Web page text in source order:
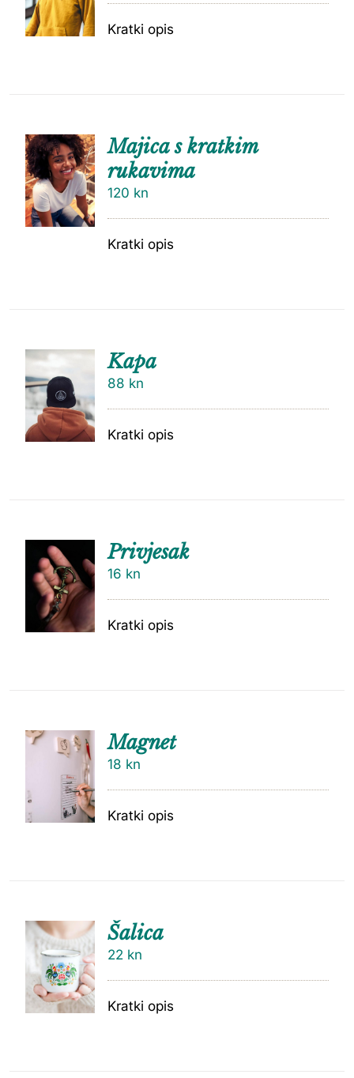
Kratki opis
DODAJ
U
CU
Majica s kratkim
rukavima
120 kn
Kratki opis
KOŠARI
CU
Kapa
88 kn
Kratki opis
DODAJ
U
KOŠARI
CU
Privjesak
16 kn
Kratki opis
DODAJ
Magnet
18 kn
Kratki opis
DODAJ
U
KOŠARI
CU
Šalica
22 kn
Kratki opis